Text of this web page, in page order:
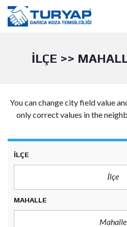
İLÇE >>
You can change city field value
only correct values in the
İLÇE
İlçe
MAHALLE
Mahalle